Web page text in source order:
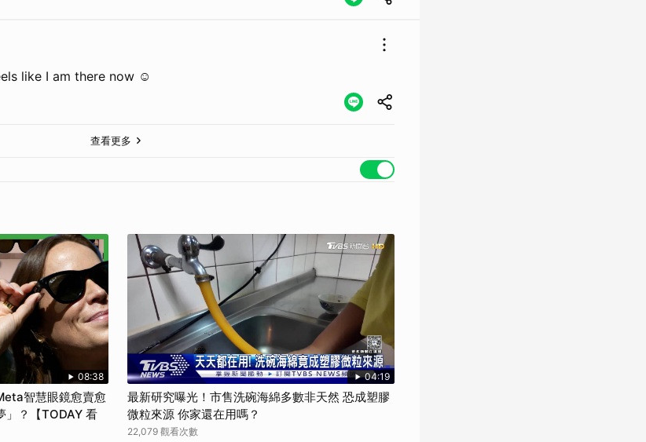
like I am there now ☺️
查看更多
08:38
智慧眼鏡愈賣愈
」？【TODAY 看
04:19
最新研究曝光！市售洗碗海綿多數非天然 恐成塑膠
微粒來源 你家還在用嗎？
22,079 觀看次數